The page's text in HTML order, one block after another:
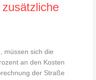
müssen sich die
an den Kosten
der Straße